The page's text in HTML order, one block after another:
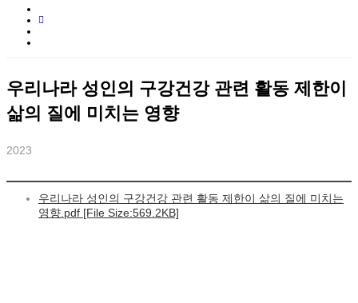
우리나라 성인의 구강건강 관련 활동 제한이
삶의 질에 미치는 영향
2023
우리나라 성인의 구강건강 관련 활동 제한이 삶의 질에 미치는
영향.pdf [File Size:569.2KB]